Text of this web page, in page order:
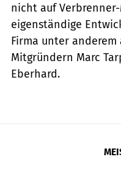
nicht auf
eigenständige
Firma unter
Mitgründern Marc
Eberhard.